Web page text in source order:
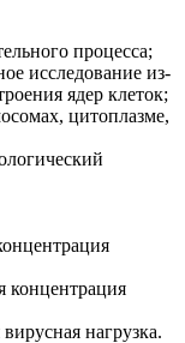
процесса;
исследование из-
ядер клеток;
цитоплазме,
концентрация
нагрузка.